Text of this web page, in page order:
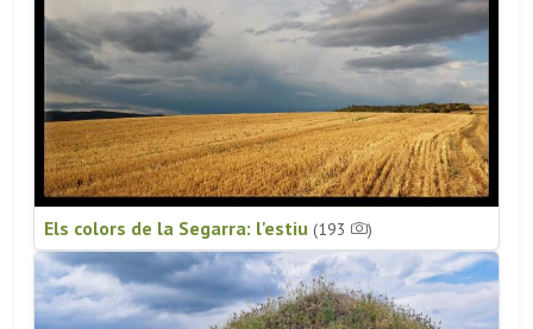
Els colors de la Segarra: l'estiu (193 )